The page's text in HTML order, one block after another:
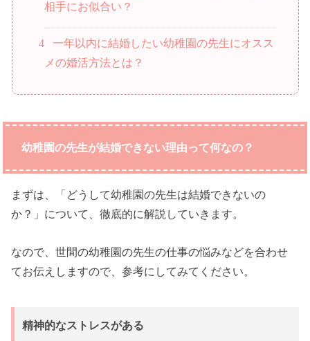
相手にお似合い？
4
一年以内に結婚したい幼稚園の先生にオスス
メの婚活方法とは？
幼稚園の先生が結婚できない理由って何なの？
まずは、「どうして幼稚園の先生は結婚できないの
か？」について、徹底的に解説していきます。
なので、世間の幼稚園の先生の仕事の悩みなどを合わせ
てお伝えしますので、参考にしてみてください。
精神的なストレスがある